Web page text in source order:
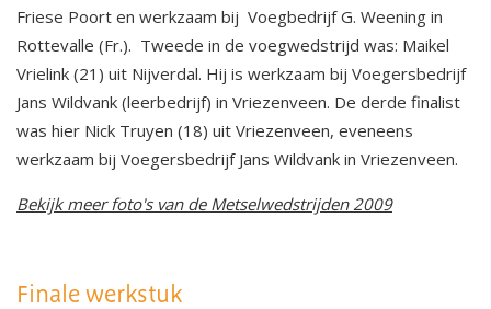
Friese Poort en werkzaam bij Voegbedrijf G. Weening in
Rottevalle (Fr.). Tweede in de voegwedstrijd was: Maikel
Vrielink (21) uit Nijverdal. Hij is werkzaam bij Voegersbedrijf
Jans Wildvank (leerbedrijf) in Vriezenveen. De derde finalist
was hier Nick Truyen (18) uit Vriezenveen, eveneens
werkzaam bij Voegersbedrijf Jans Wildvank in Vriezenveen.
Bekijk meer foto's van de Metselwedstrijden 2009
Finale werkstuk